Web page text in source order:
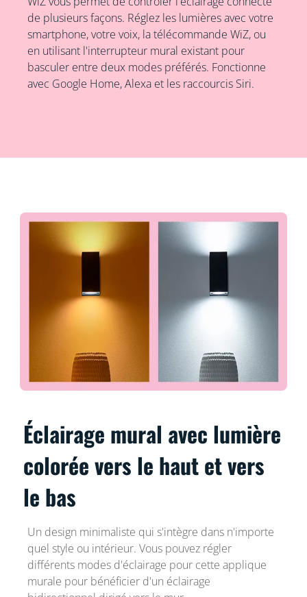
de plusieurs façons. Réglez les lumières avec votre
smartphone, votre voix, la télécommande WiZ, ou
en utilisant l'interrupteur mural existant pour
basculer entre deux modes préférés. Fonctionne
avec Google Home, Alexa et les raccourcis Siri.
Éclairage mural avec lumière
colorée vers le haut et vers
le bas
Un design minimaliste qui s'intègre dans n'importe
quel style ou intérieur. Vous pouvez régler
différents modes d'éclairage pour cette applique
murale pour bénéficier d'un éclairage